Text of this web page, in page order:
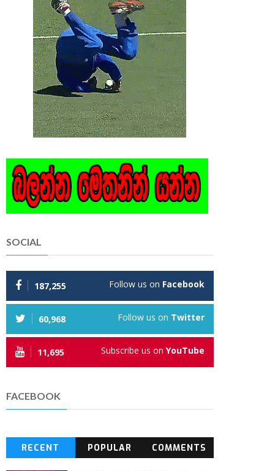
SOCIAL
187,255 Follow us on Facebook
60,968 Follow us on Twitter
11,695 Subscribe us on YouTube
FACEBOOK
RECENT POPULAR COMMENTS